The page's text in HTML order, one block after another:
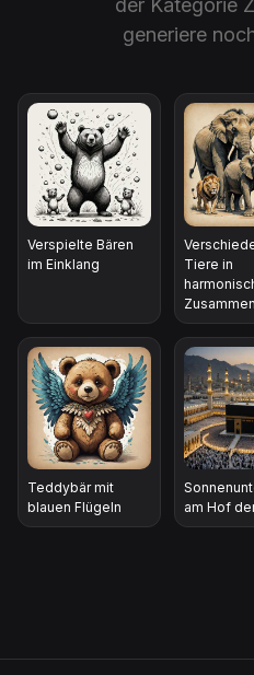
der Kategorie
generiere
Verspielte Bären
im Einklang
Tiere in
Teddybär mit
blauen Flügeln
am Hof